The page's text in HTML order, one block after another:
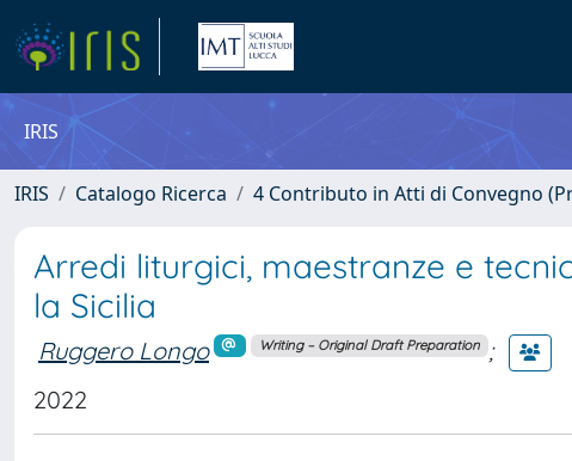
IRIS
IRIS Catalogo Ricerca 4 Contributo in Atti di Convegno
Arredi liturgici, maestranze e
la Sicilia
Ruggero Longo Writing – Original Draft Preparation
;
2022